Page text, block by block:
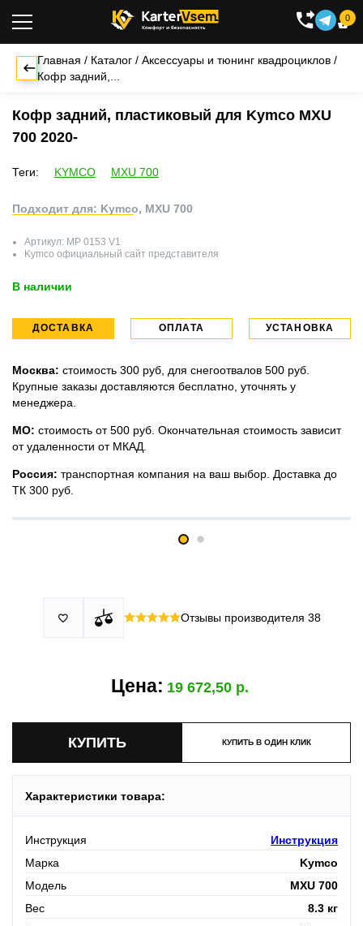

0
Главная / Каталог /Аксессуары и тюнинг квадроциклов /
Кофр задний,...
Кофр задний, пластиковый для Kymco MXU
700 2020-
Теги: KYMCO MXU 700
Подходит для: Kymco, MXU 700
Артикул: MP 0153 V1
Kymco официальный сайт представителя
В наличии
ДОСТАВКА ОПЛАТА УСТАНОВКА
Москва: стоимость 300 руб, для снегоотвалов 500 руб.
Крупные заказы доставляются бесплатно, уточнять у
менеджера.
МО: стоимость от 500 руб. Окончательная стоимость зависит
от удаленности от МКАД.
Россия: транспортная компания на ваш выбор. Доставка до
ТК 300 руб.
Принимаем все виды оплаты в том числе переводы и СПБ.
По России: оплата производится до момента отгрузки в ТК.
У нас 2 установочных центра:г. Москва, ул. Привольная д 2,
скидка 25%
 Отзывы производителя 38
Цена: 19 672,50
КУПИТЬ В ОДИН КЛИК
Характеристики товара:
Инструкция
Инструкция
Марка
Kymco
Модель
MXU 700
Вес
8.3 кг